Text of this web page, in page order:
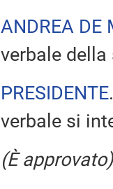
ANDREA DE
verbale
PRESIDENTE
verbale si
(È approvato)